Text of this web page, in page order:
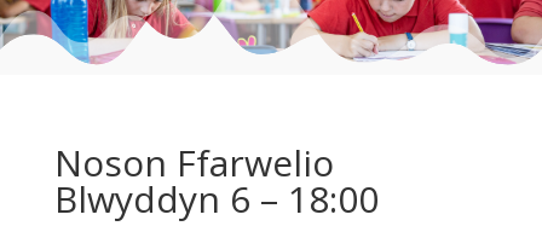
Noson Ffarwelio
Blwyddyn 6 – 18:00